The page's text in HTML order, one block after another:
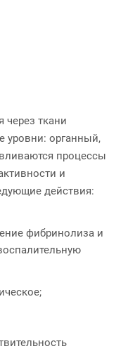
через ткани
уровни: органный,
процессы
и
действия:
фибринолиза и